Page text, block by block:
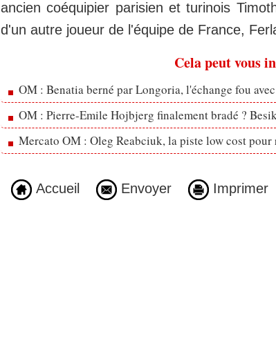
ancien coéquipier parisien et turinois
d'un autre joueur de l'équipe de France,
Cela peut vous
OM : Benatia berné par Longoria, l'échange fou
OM : Pierre-Emile Hojbjerg finalement bradé ?
Mercato OM : Oleg Reabciuk, la piste low cost
Accueil Envoyer Imprimer